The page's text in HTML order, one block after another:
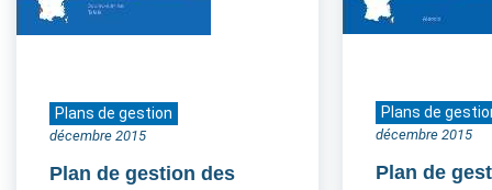
Plans de gestion
décembre 2015
Plan de gestion des
Plans de
décembre 2015
Plan de